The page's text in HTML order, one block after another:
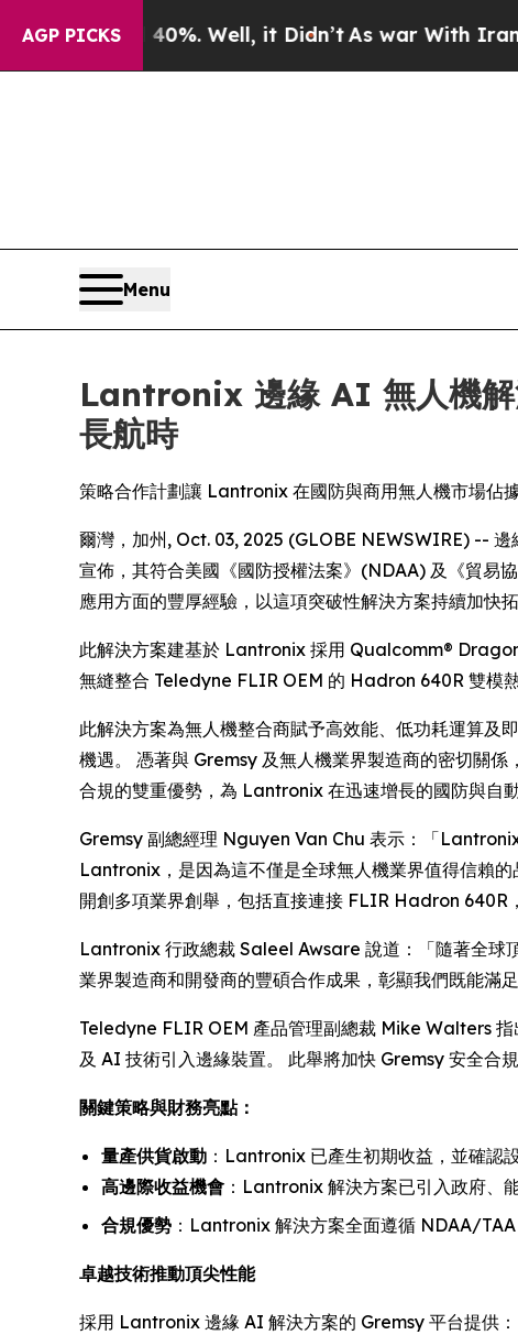
AGP PICKS
40%. Well, it Didn’tAs war With Iran Drove oil
Menu
Lantronix 邊緣 AI 無人機
長航時
策略合作計劃讓 Lantronix 在國防與商用無人機市場佔
爾灣，加州, Oct. 03, 2025 (GLOBE NEWSWIRE) --
宣佈，其符合美國《國防授權法案》(NDAA) 及《貿易
應用方面的豐厚經驗，以這項突破性解決方案持續加快
此解決方案建基於 Lantronix 採用 Qualcomm®
無縫整合 Teledyne FLIR OEM 的 Hadron 640R 雙模
此解決方案為無人機整合商賦予高效能、低功耗運算
機遇。 憑著與 Gremsy 及無人機業界製造商的密切關
合規的雙重優勢，為 Lantronix 在迅速增長的國防與自
Gremsy 副總經理 Nguyen Van Chu 表示：「
Lantronix，是因為這不僅是全球無人機業界值得信賴
開創多項業界創舉，包括直接連接 FLIR Hadron 640R
Lantronix 行政總裁 Saleel Awsare 說道：「隨著全球
業界製造商和開發商的豐碩合作成果，彰顯我們既能滿
Teledyne FLIR OEM 產品管理副總裁 Mike Walters
及 AI 技術引入邊緣裝置。 此舉將加快 Gremsy 安全合
關鍵策略與財務亮點：
量產供貨啟動 ：Lantronix 已產生初期收益，並確認
高邊際收益機會 ：Lantronix 解決方案已引入政府、
合規優勢 ：Lantronix 解決方案全面遵循 NDAA/TAA
卓越技術推動頂尖性能
採用 Lantronix 邊緣 AI 解決方案的 Gremsy 平台提供：